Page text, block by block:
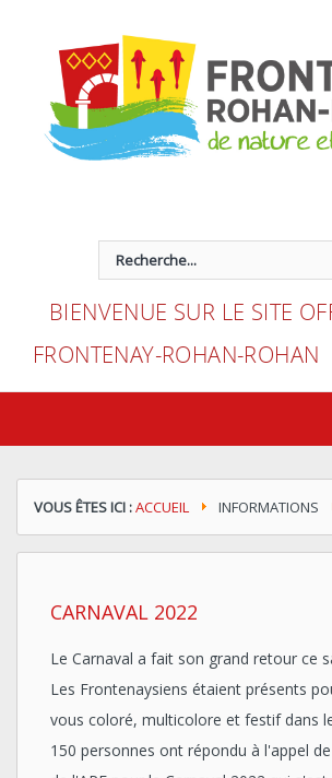
BIENVENUE SUR LE SITE
FRONTENAY-ROHAN-ROHAN
VOUS ÊTES ICI :ACCUEIL INFORMATIONS
CARNAVAL 2022
Le Carnaval a fait son grand retour ce
Les Frontenaysiens étaient présents
vous coloré, multicolore et festif dans
150 personnes ont répondu à l'appel